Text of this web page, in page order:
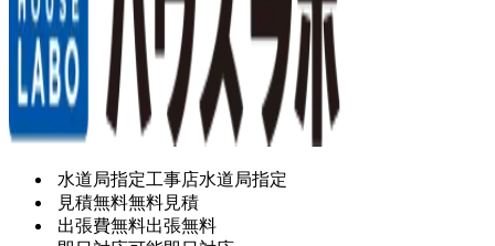
水道局指定工事店水道局指定
見積無料無料見積
出張費無料出張無料